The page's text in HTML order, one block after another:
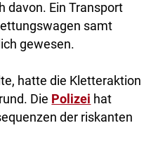
davon. Ein Transport
samt
gewesen.
hatte die Kletteraktion
Die Polizei hat
der riskanten